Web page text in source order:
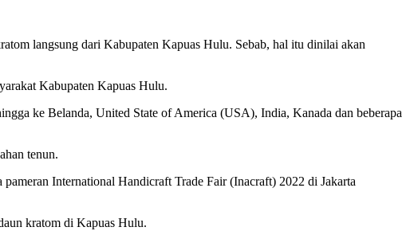
langsung dari Kabupaten Kapuas Hulu. Sebab, hal itu dinilai akan
Kabupaten Kapuas Hulu.
ke Belanda, United State of America (USA), India, Kanada dan beberapa
tenun.
International Handicraft Trade Fair (Inacraft) 2022 di Jakarta
kratom di Kapuas Hulu.